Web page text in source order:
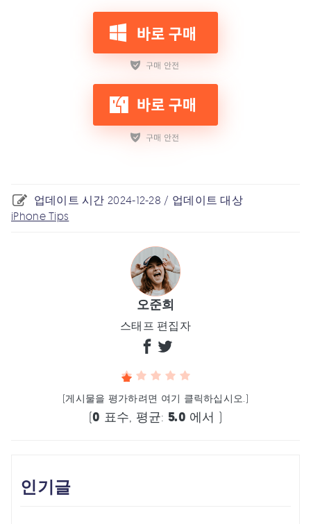
업데이트 시간 2024-12-28 / 업데이트 대상
iPhone Tips
오준희
스태프 편집자
(게시물을 평가하려면 여기 클릭하십시오.)
(0 표수, 평균: 5.0 에서 )
인기글